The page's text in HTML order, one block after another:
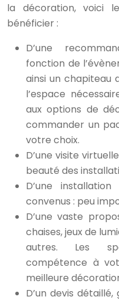
la décoration, voici
bénéficier :
D’une
fonction de
ainsi un chapiteau
l’espace
aux options de
commander un
votre choix.
D’une visite
beauté des
D’une
convenus : peu
D’une vaste
chaises, jeux de
autres. Les
compétence à
meilleure
D’un devis